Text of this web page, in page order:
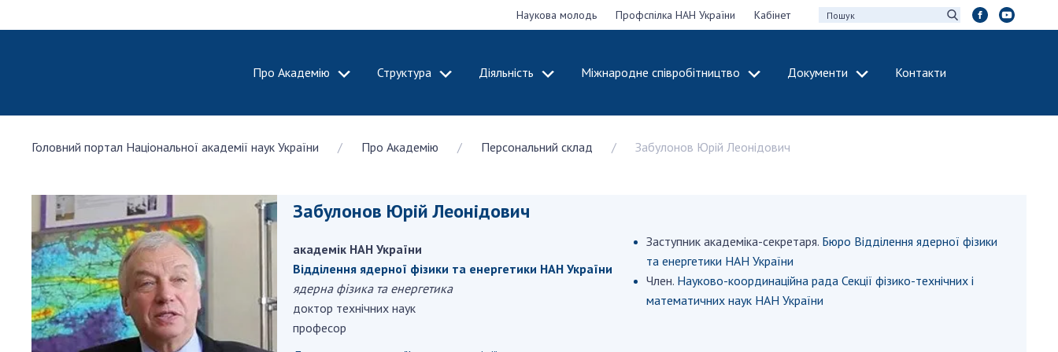
Наукова молодь Профспілка НАН України Кабінет
Про Академію Структура Діяльність Міжнародне співробітництво Документи Контакти
Про Національну
Історія НАН України
Національної
академії наук
України
Нагороди, відзнаки
та почесні звання
НАН України
Президія НАН
Секція фізико-
наук
Засідання Президії НАН України
Річні фінансові звіти НАН України
Наукові публікації та видавнича
діяльність
Охорона прав інтелектуальної
СПІВРОБІТНИЦТВО
Міжнародні
конкурси
Головний портал Національної академії наук України Про Академію Персональний склад Забулонов Юрій Леонідович
Забулонов Юрій Леонідович
академік НАН України
Відділення ядерної фізики та енергетики НАН України
ядерна фізика та енергетика
доктор технічних наук
професор
Заступник академіка-секретаря. Бюро Відділення ядерної фізики
та енергетики НАН України
Член. Науково-координаційна рада Секції фізико-технічних і
математичних наук НАН України